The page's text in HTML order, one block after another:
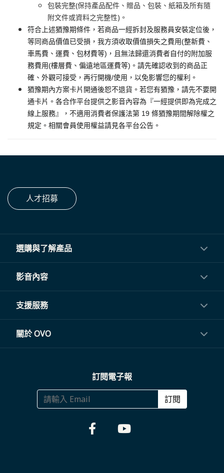
包裝完整(保持產品配件、贈品、包裝、紙箱及所有隨
附文件或資料之完整性)。
符合上述猶豫期條件，若商品一經拆封及服務員安裝定位後，
等同商品價值已受損，我方須收取價值損失之費用(整新費、
車馬費、運費、包材費等)，且無法歸還消費者自付的附加服
務費用(樓層費、偏遠地區運費等)。請先確認收到的商品正
確、外觀可接受，再行開機/使用，以免影響您的權利。
猶豫期內方案卡片開通後恕不退貨。若您有猶豫，請先不要開
通卡片。各合作平台提供之影音內容為『一經提供即為完成之
線上服務』，不適用消費者保護法第 19 條猶豫期間解除權之
規定。相關會員使用權益請見各平台公告。
人才招募
選購與了解產品
投影機
閨蜜機與電視
電視盒與周邊
福利品專區
影音內容
影音訂閱
支援服務
常見問題
哪裡購買
關於 OVO
商務合作
訂閱電子報
訂閱